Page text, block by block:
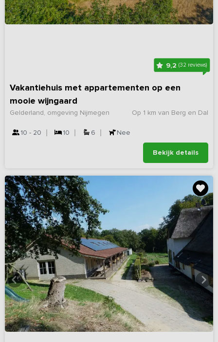
9,2 (32 reviews)
Vakantiehuis met appartementen op een
mooie wijngaard
Op 1 km van Berg en Dal
Gelderland, omgeving Nijmegen
10 - 20 10 6 Nee
Bekijk details